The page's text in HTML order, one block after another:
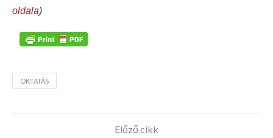
oldala)
OKTATÁS
Előző cikk